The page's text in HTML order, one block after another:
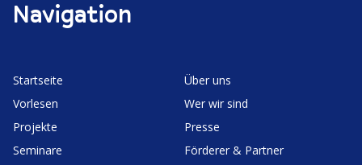
Navigation
Start­seite
Vorlesen
Projekte
Seminare
Über uns
Wer wir sind
Presse
Förderer & Partner